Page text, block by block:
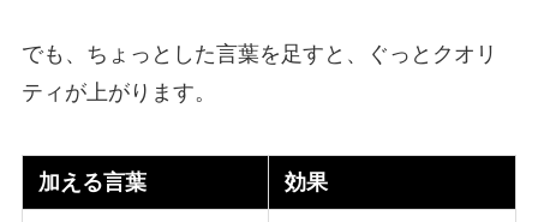
でも、ちょっとした言葉を足すと、ぐっとクオリ
ティが上がります。
加える言葉 効果